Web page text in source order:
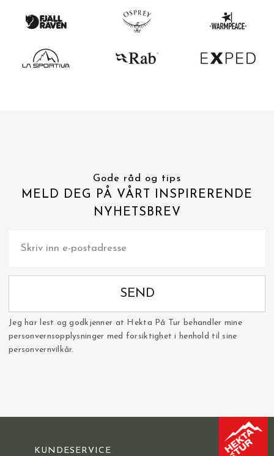
Gode råd og tips
MELD DEG PÅ VÅRT INSPIRERENDE
NYHETSBREV
SEND
Jeg har lest og godkjenner at Hekta På Tur behandler mine
personvernsopplysninger med forsiktighet i henhold til sine
personvernvilkår.
KUNDESERVICE